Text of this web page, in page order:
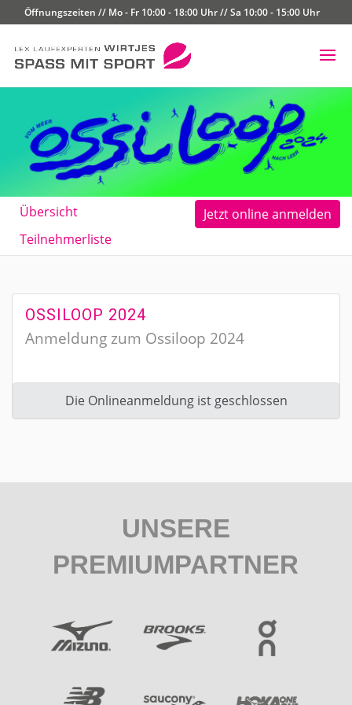
Öffnungszeiten // Mo - Fr 10:00 - 18:00 Uhr // Sa 10:00 - 15:00 Uhr
Übersicht
Teilnehmerliste
Jetzt online anmelden
OSSILOOP 2024
Anmeldung zum Ossiloop 2024
Die Onlineanmeldung ist geschlossen
UNSERE
PREMIUMPARTNER